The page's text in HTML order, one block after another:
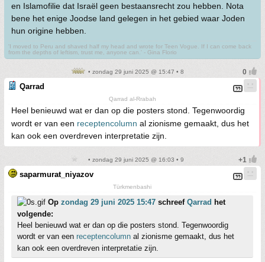
en Islamofilie dat Israël geen bestaansrecht zou hebben. Nota
bene het enige Joodse land gelegen in het gebied waar Joden
hun origine hebben.
'I moved to Peru and shaved half my head and wrote for Teen Vogue. If I can come back
from the depths of leftism, trust me, anyone can.' - Gina Florio
• zondag 29 juni 2025 @ 15:47 • 8
Qarrad
Qarrad al-Rrabah
Heel benieuwd wat er dan op die posters stond. Tegenwoordig
wordt er van een receptencolumn al zionisme gemaakt, dus het
kan ook een overdreven interpretatie zijn.
• zondag 29 juni 2025 @ 16:03 • 9
saparmurat_niyazov
Türkmenbashi
Op zondag 29 juni 2025 15:47 schreef Qarrad het
volgende:
Heel benieuwd wat er dan op die posters stond. Tegenwoordig
wordt er van een receptencolumn al zionisme gemaakt, dus het
kan ook een overdreven interpretatie zijn.